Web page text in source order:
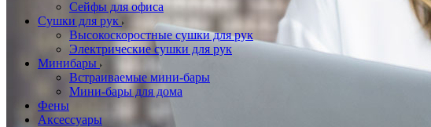
Сейфы для офиса
Сушки для рук
Высокоскоростные сушки для рук
Электрические сушки для рук
Минибары
Встраиваемые мини-бары
Мини-бары для дома
Фены
Аксессуары